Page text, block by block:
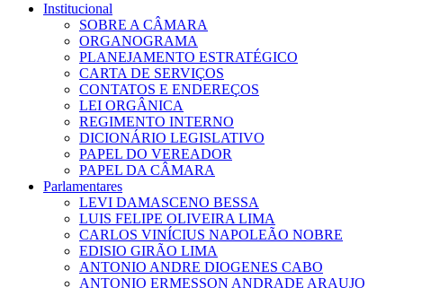
Institucional
SOBRE A CÂMARA
ORGANOGRAMA
PLANEJAMENTO ESTRATÉGICO
CARTA DE SERVIÇOS
CONTATOS E ENDEREÇOS
LEI ORGÂNICA
REGIMENTO INTERNO
DICIONÁRIO LEGISLATIVO
PAPEL DO VEREADOR
PAPEL DA CÂMARA
Parlamentares
LEVI DAMASCENO BESSA
LUIS FELIPE OLIVEIRA LIMA
CARLOS VINÍCIUS NAPOLEÃO NOBRE
EDISIO GIRÃO LIMA
ANTONIO ANDRE DIOGENES CABO
ANTONIO ERMESSON ANDRADE ARAUJO